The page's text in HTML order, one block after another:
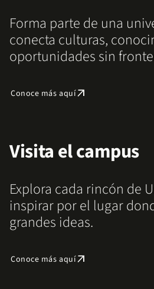
Forma parte de una
conecta culturas,
oportunidades sin
Conoce más aquíarrow_outward
Visita el campus
Explora cada rincón de
inspirar por el lugar
grandes ideas.
Conoce más aquíarrow_outward